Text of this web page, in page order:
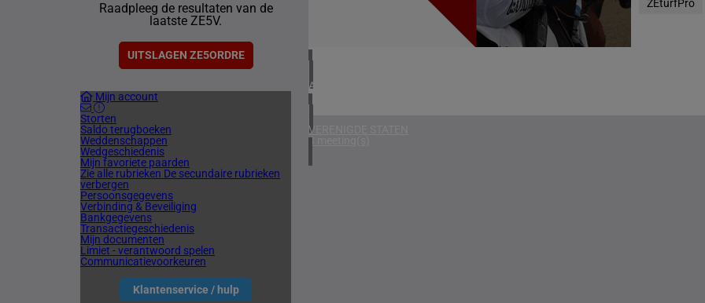
Raadpleeg de resultaten van de
laatste ZE5V.
UITSLAGEN ZE5ORDRE
Mijn account
Storten
Saldo terugboeken
Weddenschappen
Wedgeschiedenis
Mijn favoriete paarden
Zie alle rubrieken De secundaire rubrieken
verbergen
Persoonsgegevens
Verbinding & Beveiliging
Bankgegevens
Transactiegeschiedenis
Mijn documenten
Limiet - verantwoord spelen
Communicatievoorkeuren
Klantenservice / hulp
1 meeting(s)
ARGENTINIË
1 meeting(s)
VERENIGDE STATEN
4 meeting(s)
ZEturfPro